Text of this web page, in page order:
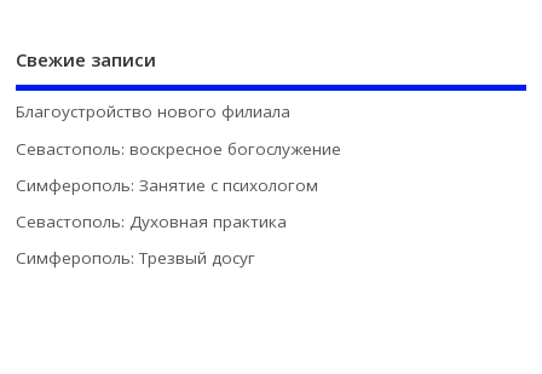
Свежие записи
Благоустройство нового филиала
Севастополь: воскресное богослужение
Симферополь: Занятие с психологом
Севастополь: Духовная практика
Симферополь: Трезвый досуг